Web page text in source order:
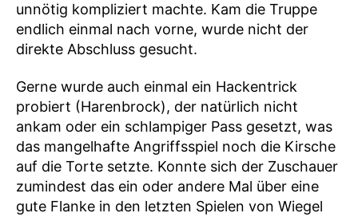
unnötig kompliziert machte. Kam die Truppe
endlich einmal nach vorne, wurde nicht der
direkte Abschluss gesucht.
Gerne wurde auch einmal ein Hackentrick
probiert (Harenbrock), der natürlich nicht
ankam oder ein schlampiger Pass gesetzt, was
das mangelhafte Angriffsspiel noch die Kirsche
auf die Torte setzte. Konnte sich der Zuschauer
zumindest das ein oder andere Mal über eine
gute Flanke in den letzten Spielen von Wiegel